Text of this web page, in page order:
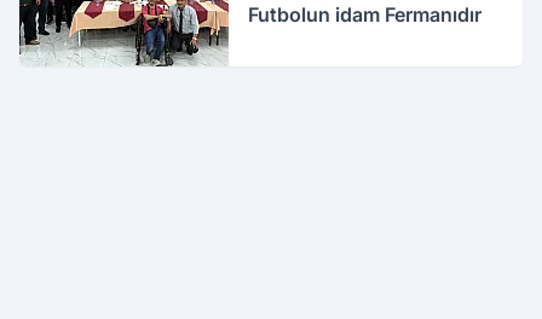
Futbolun idam Fermanıdır